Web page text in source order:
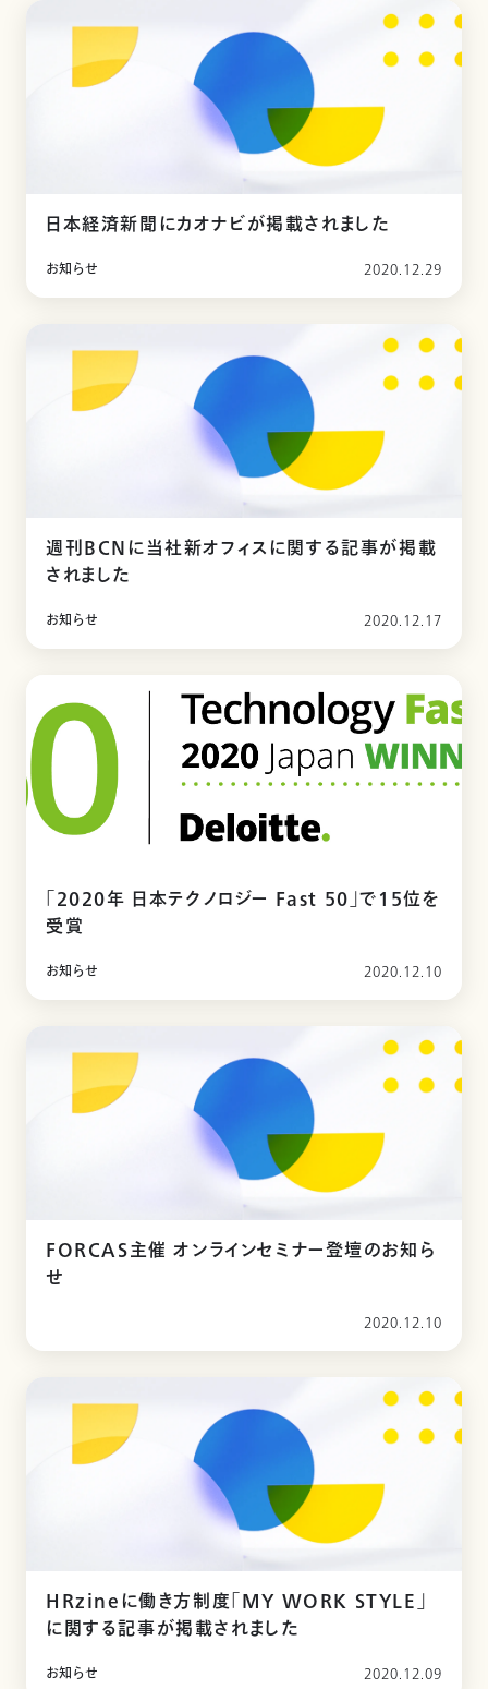
日本経済新聞にカオナビが掲載されました
お知らせ 2020.12.29
週刊BCNに当社新オフィスに関する記事が掲載
されました
お知らせ 2020.12.17
「2020年 日本テクノロジー Fast 50」で15位を
受賞
お知らせ 2020.12.10
FORCAS主催 オンラインセミナー登壇のお知ら
せ
2020.12.10
HRzineに働き方制度「MY WORK STYLE」
に関する記事が掲載されました
お知らせ 2020.12.09